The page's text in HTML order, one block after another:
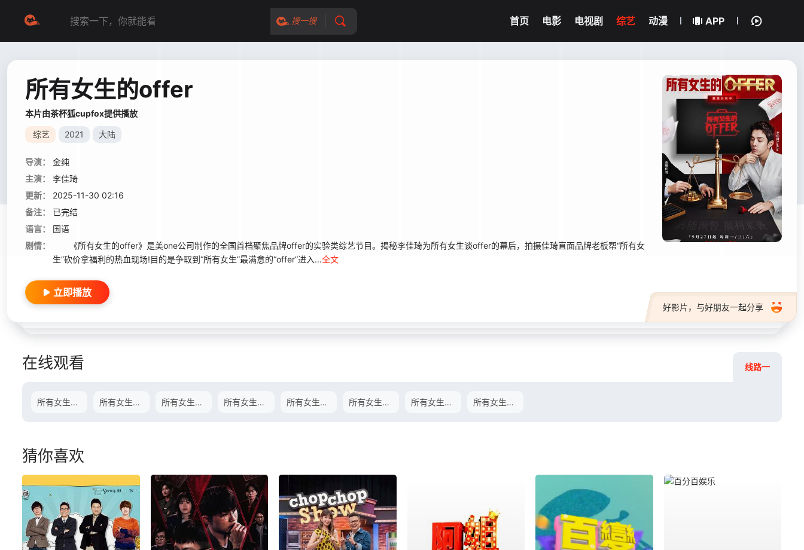
搜一搜 首页 电影 电视剧 综艺 动漫 APP
所有女生的offer
本片由茶杯狐cupfox提供播放
综艺 2021 大陆
导演：
金纯
主演：
李佳琦
更新：
2025-11-30 02:16
备注：
已完结
语言：
国语
剧情：
《所有女生的offer》是美one公司制作的全国首档聚焦品牌offer的实验类综艺节目。揭秘李佳琦为所有女生谈offer的幕后，拍摄佳琦直面品牌老板帮“所有女
生”砍价拿福利的热血现场!目的是争取到“所有女生”最满意的“offer”进入...全文
好影片，与好朋友一起分享
立即播放
在线观看 线路一
所有女生的offer2021.09.27期 所有女生的offer2021.09.29期 所有女生的offer2021.10.02期 所有女生的offer2021.10.04期 所有女生的offer2021.10.06期 所有女生的offer2021.10.09期 所有女生的offer2021.10.11期 所有女生的offer2021.10.13期
猜你喜欢